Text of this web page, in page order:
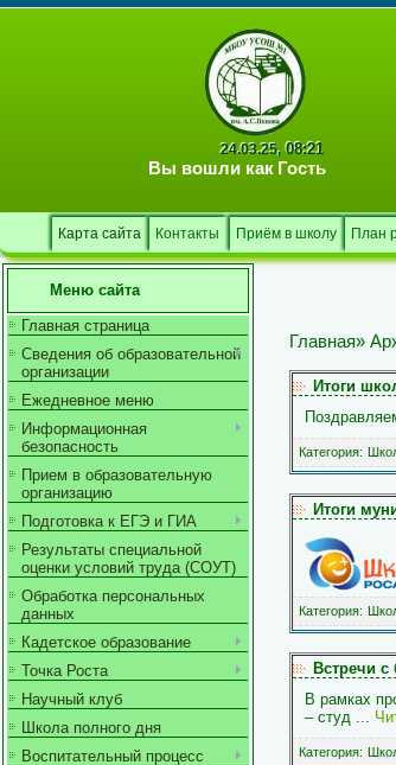
24.03.25, 08:21
Вы вошли как Гость
Карта сайта Контакты Приём в школу План
Меню сайта
Главная страница
Сведения об образовательной
организации
Ежедневное меню
Информационная
безопасность
Прием в образовательную
организацию
Подготовка к ЕГЭ и ГИА
Результаты специальной
оценки условий труда (СОУТ)
Обработка персональных
данных
Кадетское образование
Точка Роста
Научный клуб
Школа полного дня
Воспитательный процесс
Главная»
Итоги
Категория:
Итоги
Категория:
Встречи
В рамках
– студ ...
Категория: